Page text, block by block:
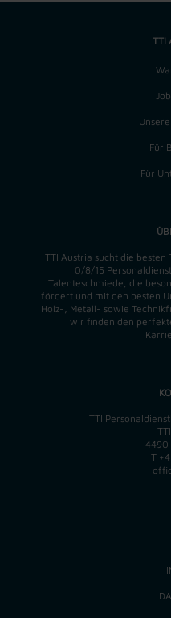
TTI
Für
Für
TTI Austria sucht die besten
0/8/15
Talenteschmiede, die
fördert und mit den besten
Holz-, Metall- sowie
wir finden den
TTI
4490
T